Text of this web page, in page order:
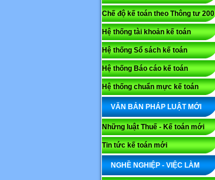
Chế độ kế toán theo Thông tư 200
Hệ thống tài khoản kế toán
Hệ thống Sổ sách kế toán
Hệ thống Báo cáo kế toán
Hệ thống chuẩn mực kế toán
VĂN BẢN PHÁP LUẬT MỚI
Những luật Thuế - Kế toán mới
Tin tức kế toán mới
NGHỀ NGHIỆP - VIỆC LÀM